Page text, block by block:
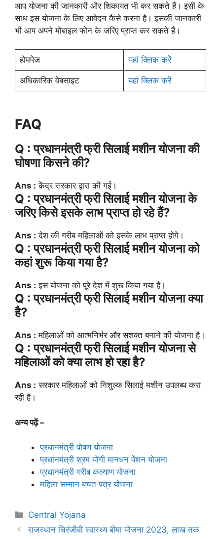
आप योजना की जानकारी और शिकायत भी कर सकते हैं। इसी के
साथ इस योजना के लिए आवेदन कैसे करना है। इसकी जानकारी
भी आप अपने मोबाइल फोन के जरिए प्राप्त कर सकते हैं।
होमपेज यहां क्लिक करें
अधिकारिक वेबसाइट यहां क्लिक करें
FAQ
Q : प्रधानमंत्री फ्री सिलाई मशीन योजना की
घोषणा किसने की?
Ans : केंद्र सरकार द्वारा की गई।
Q : प्रधानमंत्री फ्री सिलाई मशीन योजना के
जरिए किसे इसके लाभ प्राप्त हो रहे हैं?
Ans : देश की गरीब महिलाओं को इसके लाभ प्राप्त होगे।
Q : प्रधानमंत्री फ्री सिलाई मशीन योजना को
कहां शुरू किया गया है?
Ans : इस योजना को पूरे देश में शुरू किया गया है।
Q : प्रधानमंत्री फ्री सिलाई मशीन योजना क्या
है?
Ans : महिलाओं को आत्मनिर्भर और सशक्त बनाने की योजना है।
Q : प्रधानमंत्री फ्री सिलाई मशीन योजना से
महिलाओं को क्या लाभ हो रहा है?
Ans : सरकार महिलाओं को निशुल्क सिलाई मशीन उपलब्ध करा
रही है।
अन्य पढ़ें –
प्रधानमंत्री पोषण योजना
प्रधानमंत्री श्रम योगी मानधन पेंशन योजना
प्रधानमंत्री गरीब कल्याण योजना
महिला सम्मान बचत पत्र योजना
Categories
Central Yojana
राजस्थान चिरंजीवी स्वास्थ्य बीमा योजना 2023, लाख तक